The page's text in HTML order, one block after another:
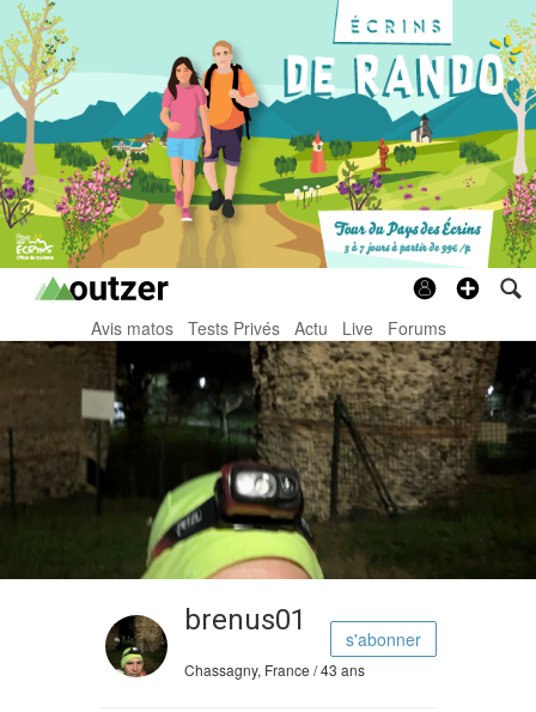
Avis matos Tests Privés Actu Live Forums
brenus01
s'abonner
Chassagny, France / 43 ans